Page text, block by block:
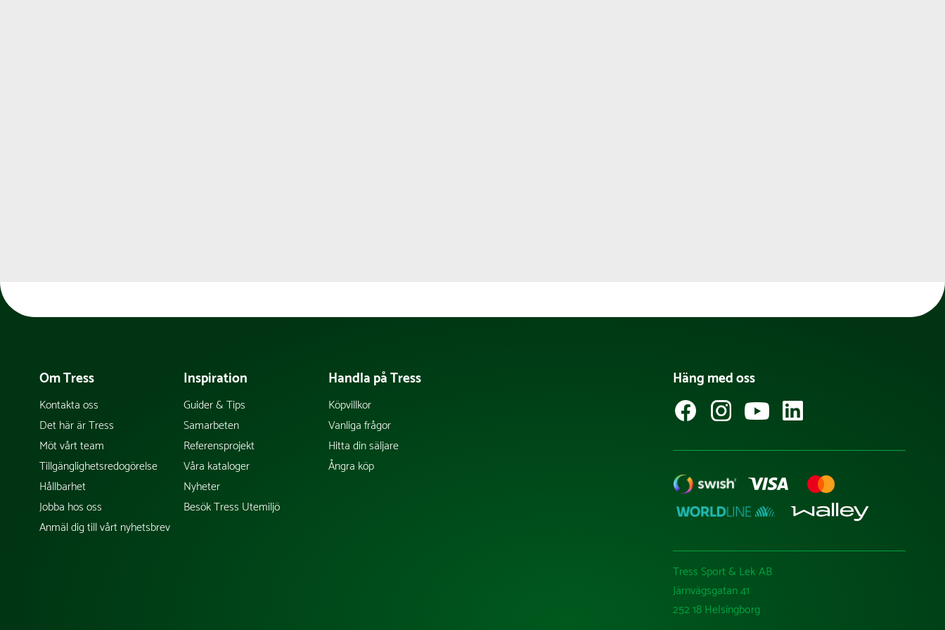
Om Tress
Kontakta oss
Det här är Tress
Möt vårt team
Tillgänglighetsredogörelse
Hållbarhet
Jobba hos oss
Anmäl dig till vårt nyhetsbrev
Inspiration
Guider & Tips
Samarbeten
Referensprojekt
Våra kataloger
Nyheter
Besök Tress Utemiljö
Handla på Tress
Köpvillkor
Vanliga frågor
Hitta din säljare
Ångra köp
Häng med oss
Tress Sport & Lek AB
Järnvägsgatan 41
252 18 Helsingborg